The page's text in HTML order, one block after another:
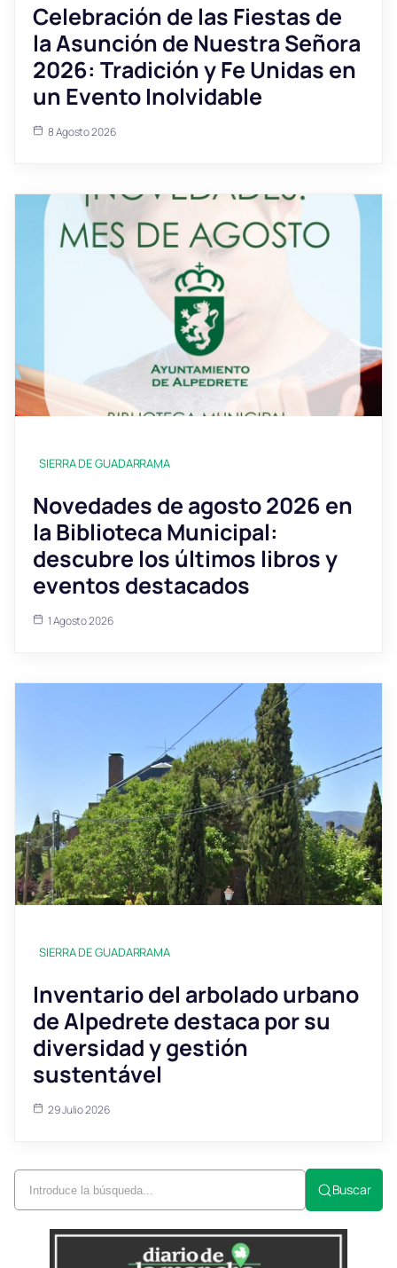
Celebración de las Fiestas de
la Asunción de Nuestra Señora
2026: Tradición y Fe Unidas en
un Evento Inolvidable
8 Agosto 2026
SIERRA DE GUADARRAMA
Novedades de agosto 2026 en
la Biblioteca Municipal:
descubre los últimos libros y
eventos destacados
1 Agosto 2026
SIERRA DE GUADARRAMA
Inventario del arbolado urbano
de Alpedrete destaca por su
diversidad y gestión
sustentável
29 Julio 2026
Buscar